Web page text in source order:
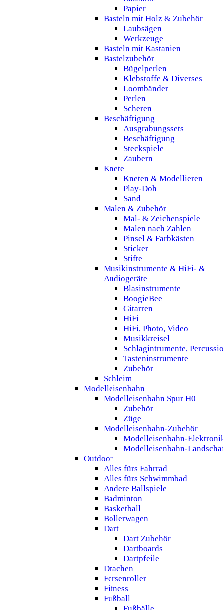
Papier
Basteln mit Holz & Zubehör
Laubsägen
Werkzeuge
Basteln mit Kastanien
Bastelzubehör
Bügelperlen
Klebstoffe & Diverses
Loombänder
Perlen
Scheren
Beschäftigung
Ausgrabungssets
Beschäftigung
Steckspiele
Zaubern
Knete
Kneten & Modellieren
Play-Doh
Sand
Malen & Zubehör
Mal- & Zeichenspiele
Malen nach Zahlen
Pinsel & Farbkästen
Sticker
Stifte
Musikinstrumente & HiFi- &
Audiogeräte
Blasinstrumente
BoogieBee
Gitarren
HiFi
HiFi, Photo, Video
Musikkreisel
Schlagintrumente,
Tasteninstrumente
Zubehör
Schleim
Modelleisenbahn
Modelleisenbahn Spur H0
Zubehör
Züge
Modelleisenbahn-Zubehör
Modelleisenbahn-
Modelleisenbahn-
Outdoor
Alles fürs Fahrrad
Alles fürs Schwimmbad
Andere Ballspiele
Badminton
Basketball
Bollerwagen
Dart
Dart Zubehör
Dartboards
Dartpfeile
Drachen
Fersenroller
Fitness
Fußball